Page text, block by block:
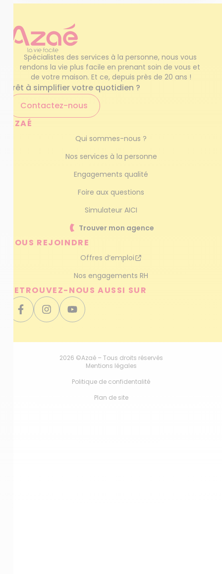
Spécialistes des services à la personne, nous vous
rendons la vie plus facile en prenant soin de vous et
de votre maison. Et ce, depuis près de 20 ans !
Prêt à simplifier votre quotidien ?
Contactez-nous
AZAÉ
Qui sommes-nous ?
Nos services à la personne
Engagements qualité
Foire aux questions
Simulateur AICI
Trouver mon agence
NOUS REJOINDRE
Offres d’emploi
Nos engagements RH
RETROUVEZ-NOUS AUSSI SUR
2026 ©Azaé – Tous droits réservés
Mentions légales
Politique de confidentalité
Plan de site